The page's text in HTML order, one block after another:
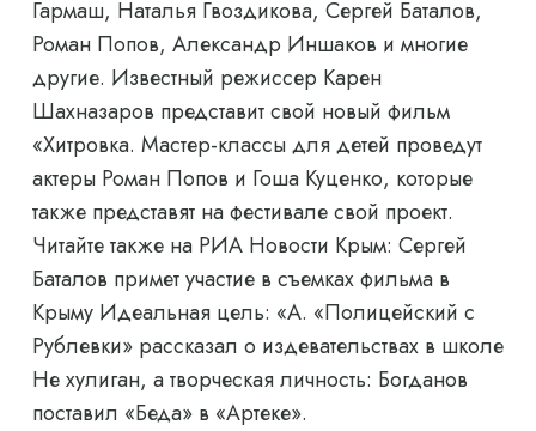
Гармаш, Наталья Гвоздикова, Сергей Баталов,
Роман Попов, Александр Иншаков и многие
другие. Известный режиссер Карен
Шахназаров представит свой новый фильм
«Хитровка. Мастер-классы для детей проведут
актеры Роман Попов и Гоша Куценко, которые
также представят на фестивале свой проект.
Читайте также на РИА Новости Крым: Сергей
Баталов примет участие в съемках фильма в
Крыму Идеальная цель: «А. «Полицейский с
Рублевки» рассказал о издевательствах в школе
Не хулиган, а творческая личность: Богданов
поставил «Беда» в «Артеке».